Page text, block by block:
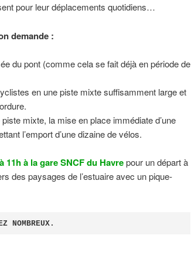
pour leur déplacements quotidiens…
demande :
du pont (comme cela se fait déjà en période de
en une piste mixte suffisamment large et
mixte, la mise en place immédiate d’une
l’emport d’une dizaine de vélos.
11h à la gare SNCF du Havrepour un départ à
des paysages de l’estuaire avec un pique-
NOMBREUX.